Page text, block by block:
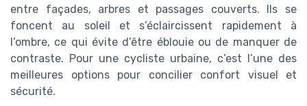
entre façades, arbres et passages couverts. Ils se
foncent au soleil et s’éclaircissent rapidement à
l’ombre, ce qui évite d’être éblouie ou de manquer de
contraste. Pour une cycliste urbaine, c’est l’une des
meilleures options pour concilier confort visuel et
sécurité.